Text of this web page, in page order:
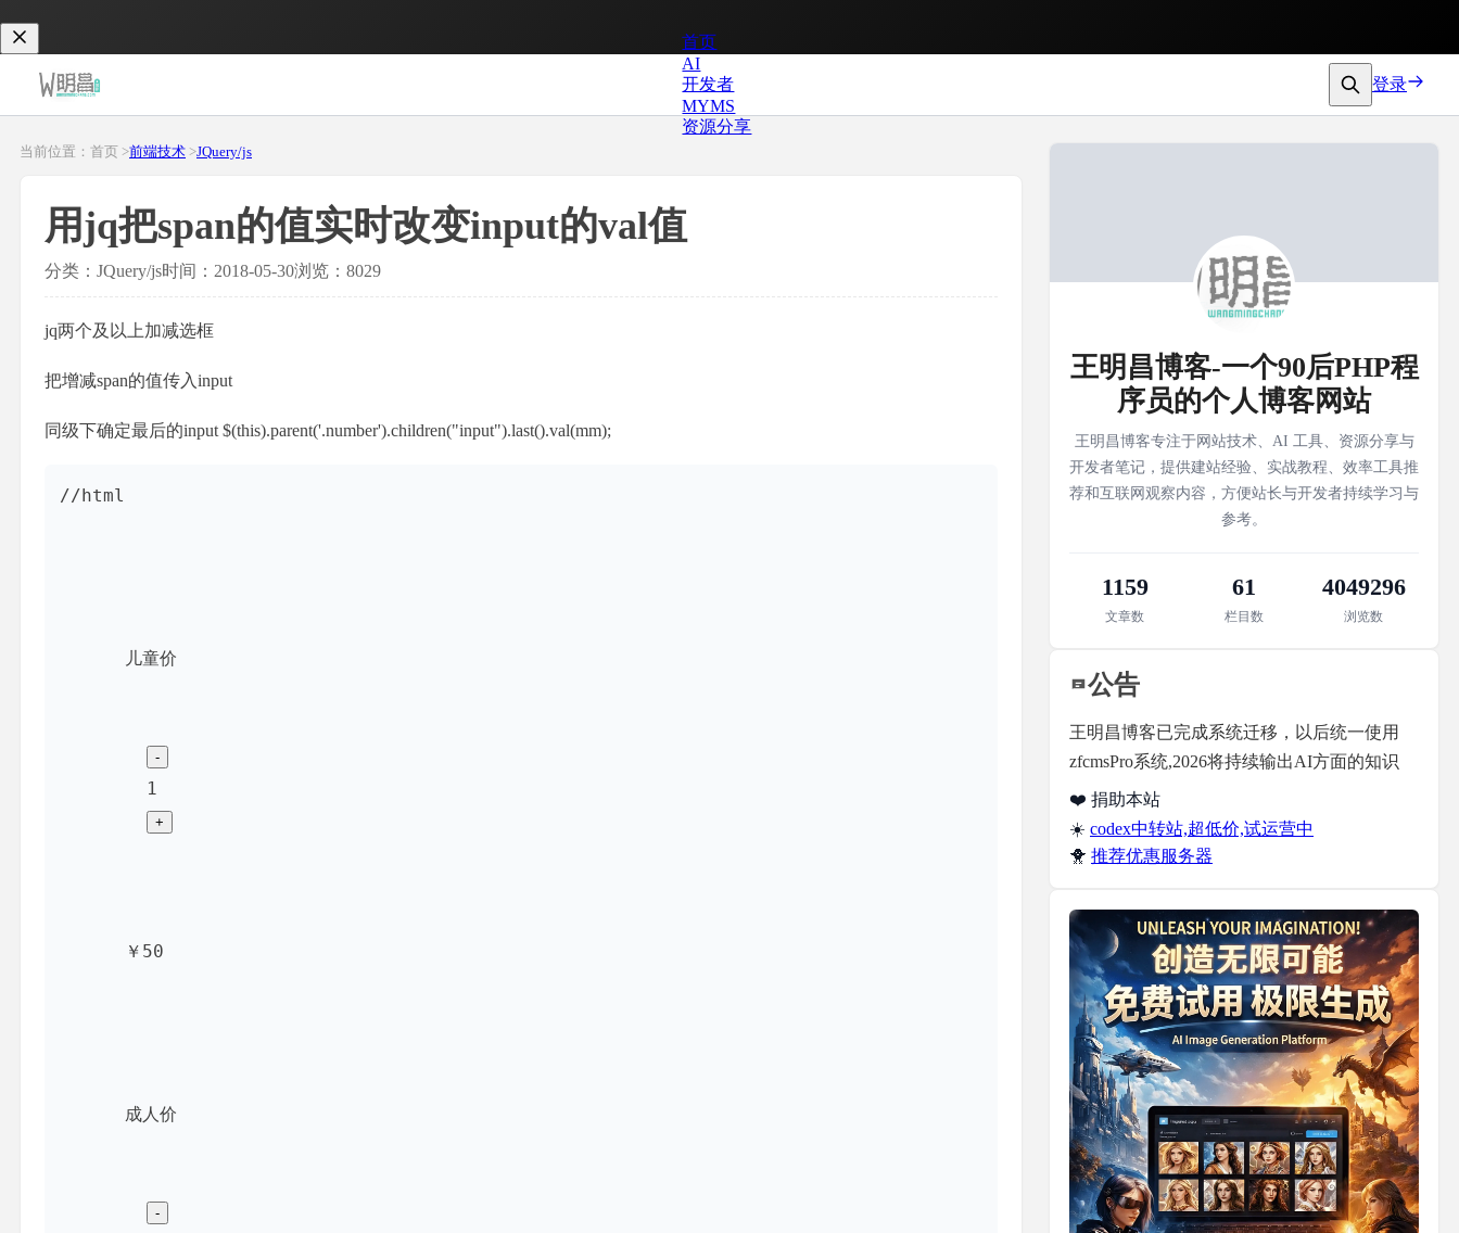
首页
AI
开发者
MYMS
资源分享
登录
当前位置：首页 >前端技术 >JQuery/js
用jq把span的值实时改变input的val值
分类：JQuery/js时间：2018-05-30浏览：8029
jq两个及以上加减选框
把增减span的值传入input
同级下确定最后的input $(this).parent('.number').children("input").last().val(mm);
//html
儿童价
1
￥50
成人价
王明昌博客-一个90后PHP程
序员的个人博客网站
王明昌博客专注于网站技术、AI 工具、资源分享与
开发者笔记，提供建站经验、实战教程、效率工具推
荐和互联网观察内容，方便站长与开发者持续学习与
参考。
1159
文章数
61
栏目数
4049296
浏览数
公告
王明昌博客已完成系统迁移，以后统一使用
zfcmsPro系统,2026将持续输出AI方面的知识
❤️ 捐助本站
☀️ codex中转站,超低价,试运营中
🐥 推荐优惠服务器